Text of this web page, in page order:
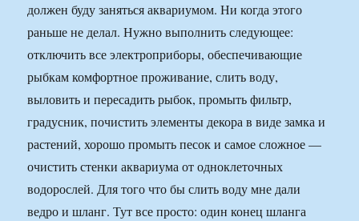
должен буду заняться аквариумом. Ни когда этого
раньше не делал. Нужно выполнить следующее:
отключить все электроприборы, обеспечивающие
рыбкам комфортное проживание, слить воду,
выловить и пересадить рыбок, промыть фильтр,
градусник, почистить элементы декора в виде замка и
растений, хорошо промыть песок и самое сложное —
очистить стенки аквариума от одноклеточных
водорослей. Для того что бы слить воду мне дали
ведро и шланг. Тут все просто: один конец шланга